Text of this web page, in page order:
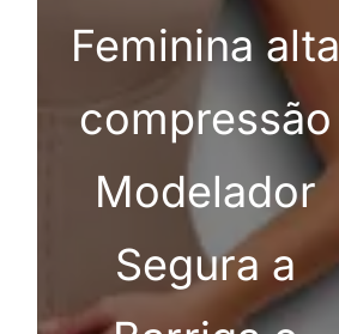
Feminina alta
compressão
Modelador
Segura a